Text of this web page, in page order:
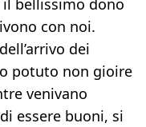
bellissimo dono
con noi.
dei
potuto non gioire
venivano
essere buoni, si